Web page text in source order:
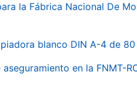
la Fábrica Nacional De
blanco DIN A-4 de 80
en la FNMT-